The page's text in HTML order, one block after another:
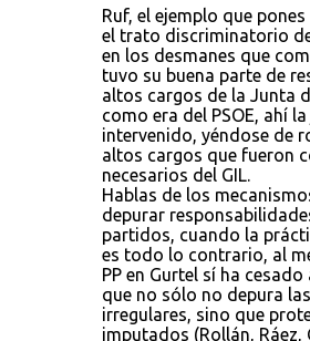
Ruf, el ejemplo que
el trato discriminatorio
en los desmanes que
tuvo su buena parte de
altos cargos de la Junta
como era del PSOE, ahí
intervenido, yéndose de
altos cargos que fueron
necesarios del GIL.
Hablas de los
depurar
partidos, cuando la
es todo lo contrario, al
PP en Gurtel sí ha
que no sólo no depura
irregulares, sino que
imputados (Rollán, Ráez,